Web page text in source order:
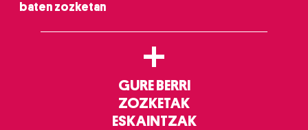
baten zozketan
+
GURE BERRI
ZOZKETAK
ESKAINTZAK